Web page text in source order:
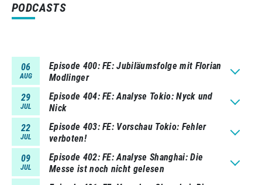
PODCASTS
06
AUG
Episode 400 FE: Jubiläumsfolge mit Florian
Modlinger
29
JUL
Episode 404 FE: Analyse Tokio: Nyck und
Nick
22
JUL
Episode 403 FE: Vorschau Tokio: Fehler
verboten!
09
JUL
Episode 402 FE: Analyse Shanghai: Die
Messe ist noch nicht gelesen